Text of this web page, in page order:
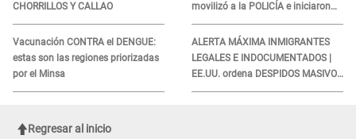
CHORRILLOS Y CALLAO
Vacunación CONTRA el DENGUE:
estas son las regiones priorizadas
por el Minsa
movilizó a la POLICÍA e iniciaron
una investigación por lo hallado:
¿Qué ocurrió?
ALERTA MÁXIMA INMIGRANTES
LEGALES E INDOCUMENTADOS |
EE.UU. ordena DESPIDOS MASIVOS
y DEPORTACIONES a estos
Regresar al inicio